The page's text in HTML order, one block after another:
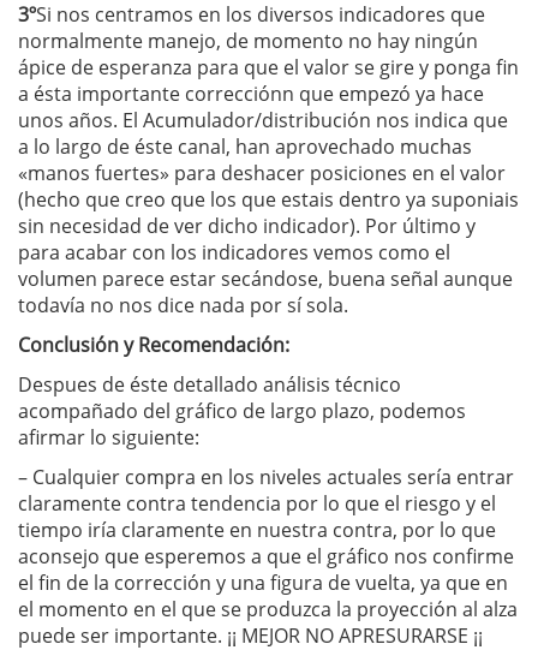
3ºSi nos centramos en los diversos indicadores que
normalmente manejo, de momento no hay ningún
ápice de esperanza para que el valor se gire y ponga fin
a ésta importante correcciónn que empezó ya hace
unos años. El Acumulador/distribución nos indica que
a lo largo de éste canal, han aprovechado muchas
«manos fuertes» para deshacer posiciones en el valor
(hecho que creo que los que estais dentro ya suponiais
sin necesidad de ver dicho indicador). Por último y
para acabar con los indicadores vemos como el
volumen parece estar secándose, buena señal aunque
todavía no nos dice nada por sí sola.
Conclusión y Recomendación:
Despues de éste detallado análisis técnico
acompañado del gráfico de largo plazo, podemos
afirmar lo siguiente:
– Cualquier compra en los niveles actuales sería entrar
claramente contra tendencia por lo que el riesgo y el
tiempo iría claramente en nuestra contra, por lo que
aconsejo que esperemos a que el gráfico nos confirme
el fin de la corrección y una figura de vuelta, ya que en
el momento en el que se produzca la proyección al alza
puede ser importante. ¡¡ MEJOR NO APRESURARSE ¡¡